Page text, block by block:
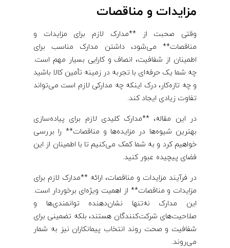
ی
ت
مزایدات و مناقصات
وقتی صحبت از **مدارک لازم برای مزایدات و
مناقصات** می‌شود، داشتن مدارک مناسب برای
اطمینان از شفافیت، انصاف و کارایی بسیار مهم است.
چه شما یک حرفه‌ای با تجربه در زمینه تأمین کالا باشید
و چه تازه‌کار، درک اینکه چه مدارکی لازم است می‌تواند
تفاوت زیادی ایجاد کند.
در این مقاله، **مدارک کلیدی لازم برای پیاده‌سازی
بهترین شیوه‌ها در مزایده‌ها و مناقصات** را بررسی
خواهیم کرد و به شما کمک می‌کنیم تا با اطمینان از این
فضای پیچیده عبور کنید.
در فرآیند مزایدات و مناقصات، ارائه **مدارک لازم برای
مزایدات و مناقصات** از اهمیت ویژه‌ای برخوردار است.
این مدارک نه‌تنها نشان‌دهنده توانمندی‌ها و
صلاحیت‌های شرکت‌کنندگان هستند، بلکه تضمینی برای
شفافیت و صحت روند انتخاب پیمانکاران نیز به شمار
می‌روند.